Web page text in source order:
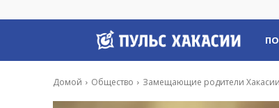
Домой Общество Замещающие родители